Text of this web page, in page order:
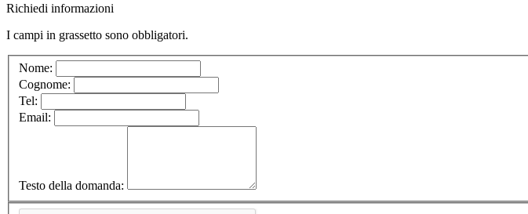
Richiedi informazioni
I campi in grassetto sono obbligatori.
Nome:
Cognome:
Tel:
Email:
Testo della domanda: